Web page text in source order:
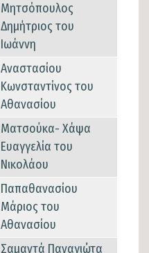
Μητσόπουλος
Δημήτριος του
Ιωάννη
Αναστασίου
Κωνσταντίνος του
Αθανασίου
Ματσούκα- Χάψα
Ευαγγελία του
Νικολάου
Παπαθανασίου
Μάριος του
Αθανασίου
Σαμαντά Παναγιώτα